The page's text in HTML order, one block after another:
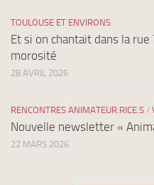
TOULOUSE ET ENVIRONS
Et si on chantait dans la
morosité
28 AVRIL 2026
RENCONTRES ANIMATEUR.RICE.S /
Nouvelle newsletter «
22 MARS 2026